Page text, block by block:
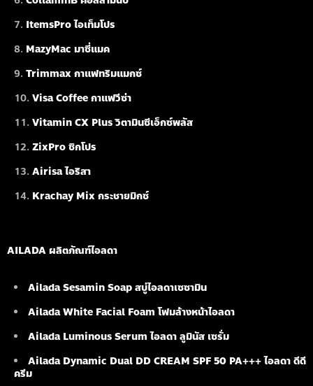
ItemsPro ไอเท็มโปร
MazyMac มาซี่แมค
Trimmax กาแฟทริมแมกซ์
Visa Coffee กาแฟวีซ่า
Vitamin CX Plus วิตามินซีเอ็กซ์พลัส
ZixPro ซิกโปร
Airisa ไอริสา
Krachay Mix กระชายมิกซ์
AILADA ผลิตภัณฑ์ไอลดา
Ailada Sesamin Soapสบู่ไอลดาเซซามิน
Ailada White Facial Foamโฟมล้างหน้าไอลดา
Ailada Luminous Serumไอลดา ลูมินัส เซรั่ม
Ailada Dynamic Dual DD CREAM SPF 50 PA+++ ไอลดา ดีดี
ครีม